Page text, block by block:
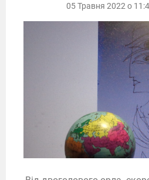
05 Травня 2022 о